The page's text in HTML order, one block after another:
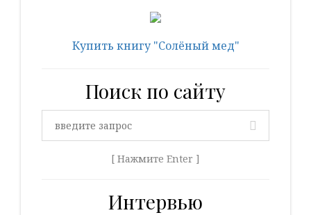
Купить книгу "Солёный мед"
Поиск по сайту
[ Нажмите Enter ]
Интервью